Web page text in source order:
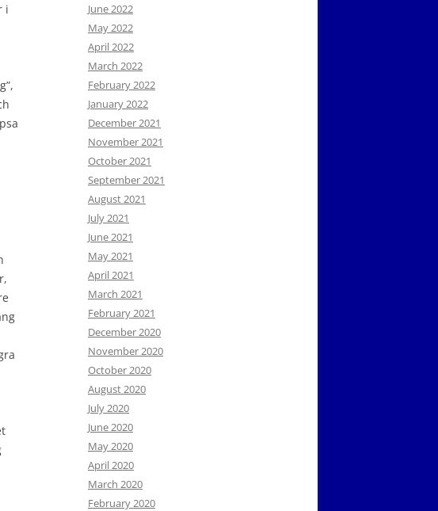
i
June 2022
May 2022
April 2022
March 2022
February 2022
January 2022
December 2021
November 2021
October 2021
September 2021
August 2021
July 2021
June 2021
May 2021
April 2021
March 2021
February 2021
December 2020
November 2020
October 2020
August 2020
July 2020
June 2020
May 2020
April 2020
March 2020
February 2020